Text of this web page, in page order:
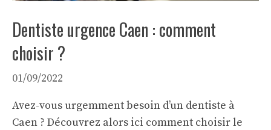
Dentiste urgence Caen : comment
choisir ?
01/09/2022
Avez-vous urgemment besoin d’un dentiste à
Caen ? Découvrez alors ici comment choisir le